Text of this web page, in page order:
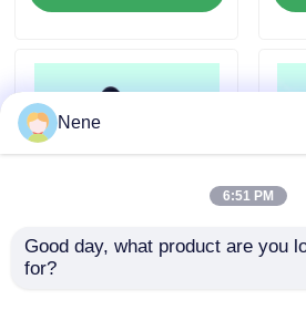
हमसे संपर्क करें
उद्धरण मांगें
HYYA 14750430H
Nene
6:51 PM
Good day, what product are you
for?